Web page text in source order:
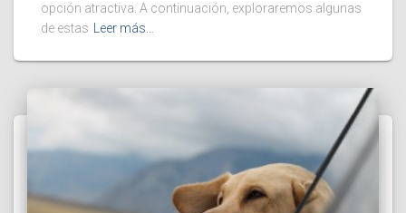
opción atractiva. A continuación, exploraremos algunas
de estas Leer más…